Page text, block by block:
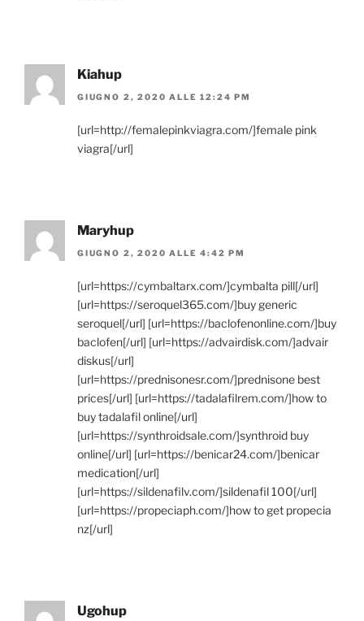
Kiahup
GIUGNO 2, 2020 ALLE 12:24 PM
[url=http://femalepinkviagra.com/]female pink
viagra[/url]
Maryhup
GIUGNO 2, 2020 ALLE 4:42 PM
[url=https://cymbaltarx.com/]cymbalta pill[/url]
[url=https://seroquel365.com/]buy generic
seroquel[/url] [url=https://baclofenonline.com/]buy
baclofen[/url] [url=https://advairdisk.com/]advair
diskus[/url]
[url=https://prednisonesr.com/]prednisone best
prices[/url] [url=https://tadalafilrem.com/]how to
buy tadalafil online[/url]
[url=https://synthroidsale.com/]synthroid buy
online[/url] [url=https://benicar24.com/]benicar
medication[/url]
[url=https://sildenafilv.com/]sildenafil 100[/url]
[url=https://propeciaph.com/]how to get propecia
nz[/url]
Ugohup